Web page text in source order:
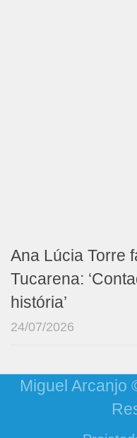
Ana Lúcia Torre
Tucarena:
história’
24/07/2026
Miguel Arcanjo